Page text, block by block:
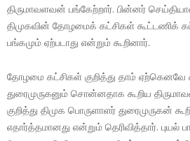
திருமாவளவன் பங்கேற்றார். பின்னர்
திமுகவின் தோழமைக் கட்சிகள் கூட்டணிக்
பங்கமும் ஏற்படாது என்றும் கூறினார்.
தோழமை கட்சிகள் குறித்து தாம் ஏற்கெனவே
துரைமுருகனும் சொன்னதாக கூறிய
குறித்து திமுக பொருளாளர் துரைமுருகன்
எதார்த்தமானது என்றும் தெரிவித்தார். புயல்